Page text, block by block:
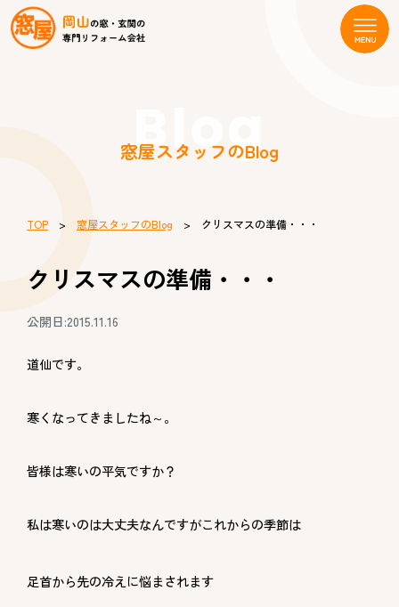
Blog
窓屋スタッフのBlog
TOP > 窓屋スタッフのBlog > クリスマスの準備・・・
クリスマスの準備・・・
公開日:2015.11.16
道仙です。
寒くなってきましたね～。
皆様は寒いの平気ですか？
私は寒いのは大丈夫なんですがこれからの季節は
足首から先の冷えに悩まされます